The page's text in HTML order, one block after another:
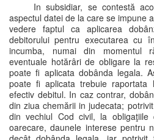
In subsidiar, se contestă
aspectul datei de la care se impune
vedere faptul ca aplicarea
debitorului pentru executarea cu
incumba, numai din momentul
eventuale hotărâri de obligare la
poate fi aplicata dobânda legala.
poate fi aplicata trebuie
efectiv debitul. In caz contrar,
din ziua chemării in judecata;
din vechiul Cod civil, la
oarecare, daunele interese pentru